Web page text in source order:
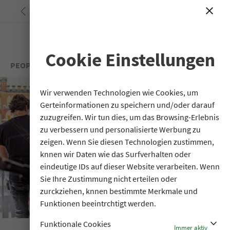
< close
Cookie Einstellungen
Wir verwenden Technologien wie Cookies, um
Gerteinformationen zu speichern und/oder darauf
zuzugreifen. Wir tun dies, um das Browsing-Erlebnis
zu verbessern und personalisierte Werbung zu
zeigen. Wenn Sie diesen Technologien zustimmen,
knnen wir Daten wie das Surfverhalten oder
eindeutige IDs auf dieser Website verarbeiten. Wenn
Sie Ihre Zustimmung nicht erteilen oder
zurckziehen, knnen bestimmte Merkmale und
Funktionen beeintrchtigt werden.
Funktionale Cookies
Immer aktiv stat_minus_1